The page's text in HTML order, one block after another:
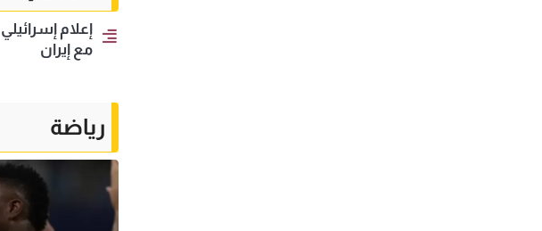
إعلام
مع إيران
رياضة